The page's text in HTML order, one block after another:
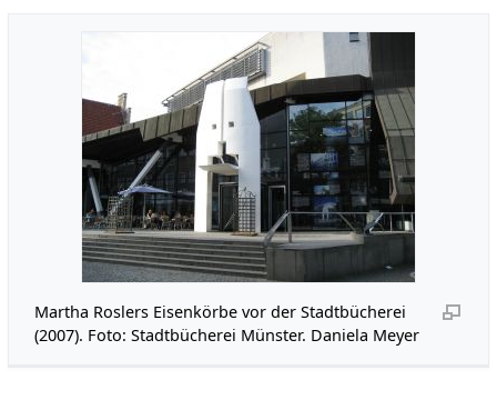
Martha Roslers Eisenkörbe vor der Stadtbücherei
(2007). Foto: Stadtbücherei Münster. Daniela Meyer